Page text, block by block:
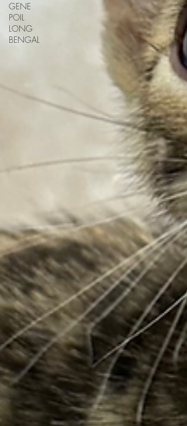
GENE
POIL
LONG
BENGAL